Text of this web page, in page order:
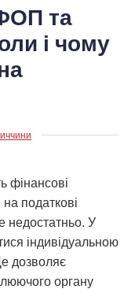
та
і чому
фінансові
податкові
недостатньо. У
індивідуальною
дозволяє
органу